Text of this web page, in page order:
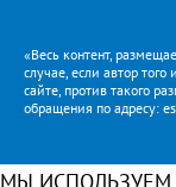
«Весь контент,
случае, если автор
сайте, против такого
обращения по адресу: